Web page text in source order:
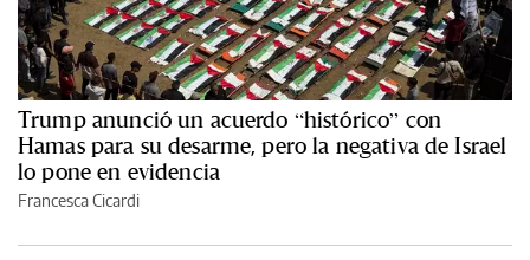
Trump anunció un acuerdo “histórico” con
Hamas para su desarme, pero la negativa de Israel
lo pone en evidencia
Francesca Cicardi